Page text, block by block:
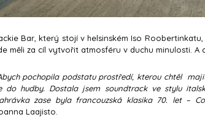
Bar, který stojí v helsinském Iso
měli za cíl vytvořit atmosféru v duchu minulosti. A
pochopila podstatu prostředí, kterou chtěl
do hudby. Dostala jsem soundtrack ve stylu
zase byla francouzská klasika 70. let –
Laajisto.